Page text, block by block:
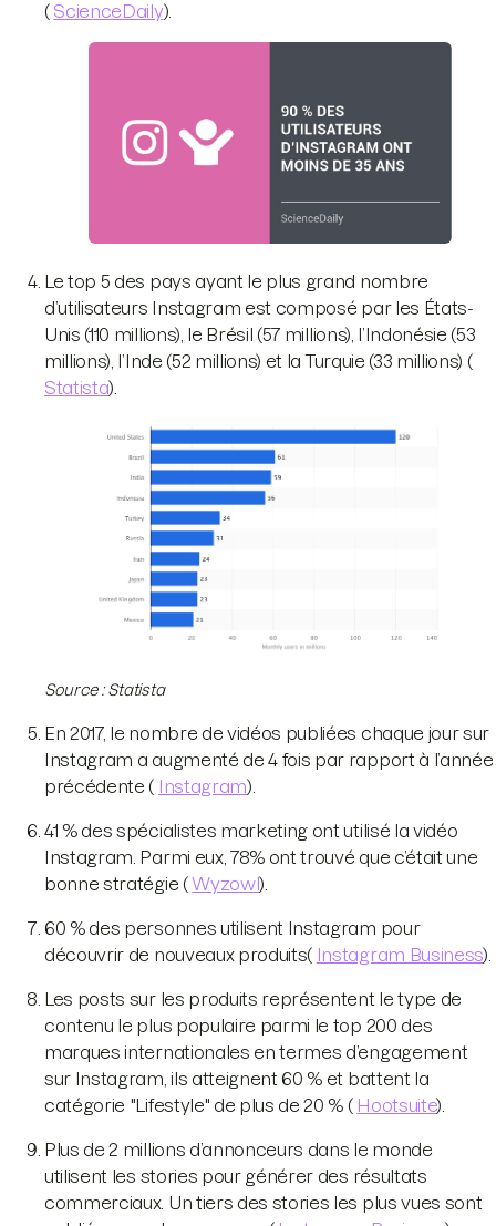
( ScienceDaily).
Le top 5 des pays ayant le plus grand nombre
d’utilisateurs Instagram est composé par les États-
Unis (110 millions), le Brésil (57 millions), l’Indonésie (53
millions), l’Inde (52 millions) et la Turquie (33 millions) (
Statista).
Source : Statista
En 2017, le nombre de vidéos publiées chaque jour sur
Instagram a augmenté de 4 fois par rapport à l’année
précédente ( Instagram).
41 % des spécialistes marketing ont utilisé la vidéo
Instagram. Parmi eux, 78% ont trouvé que c’était une
bonne stratégie (Wyzowl).
60 % des personnes utilisent Instagram pour
découvrir de nouveaux produits( Instagram Business).
Les posts sur les produits représentent le type de
contenu le plus populaire parmi le top 200 des
marques internationales en termes d’engagement
sur Instagram, ils atteignent 60 % et battent la
catégorie "Lifestyle" de plus de 20 % ( Hootsuite).
Plus de 2 millions d’annonceurs dans le monde
utilisent les stories pour générer des résultats
commerciaux. Un tiers des stories les plus vues sont